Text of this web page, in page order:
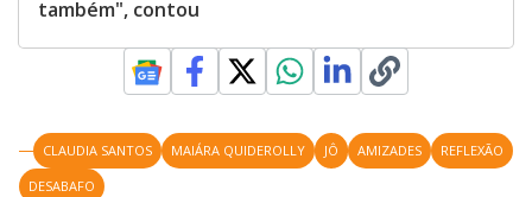
também", contou
CLAUDIA SANTOS MAIÁRA QUIDEROLLY JÔ AMIZADES
REFLEXÃO
DESABAFO